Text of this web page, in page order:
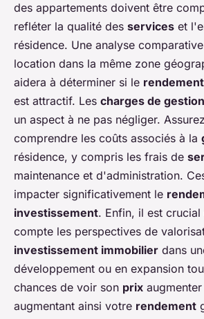
des appartements doivent être
refléter la qualité des services et
résidence. Une analyse
location dans la même zone
aidera à déterminer si le
est attractif. Les charges de gestion
un aspect à ne pas négliger.
comprendre les coûts associés à la
résidence, y compris les frais de
maintenance et d'administration.
impacter significativement le
investissement. Enfin, il est
compte les perspectives de
investissement immobilier dans
développement ou en expansion
chances de voir son prix
augmentant ainsi votre rendement